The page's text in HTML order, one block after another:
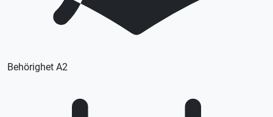
Behörighet A2